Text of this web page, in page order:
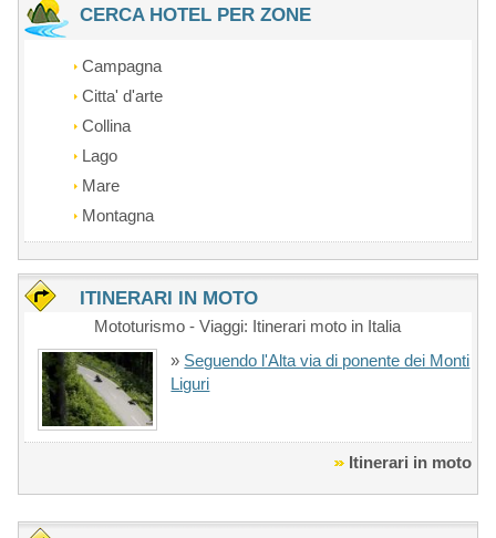
CERCA HOTEL PER ZONE
Campagna
Citta' d'arte
Collina
Lago
Mare
Montagna
ITINERARI IN MOTO
Mototurismo - Viaggi: Itinerari moto in Italia
» Seguendo l'Alta via di ponente dei Monti
Liguri
Itinerari in moto